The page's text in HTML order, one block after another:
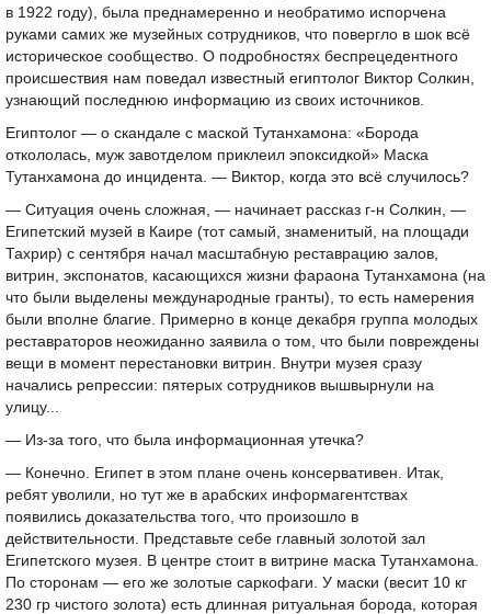
в 1922 году), была преднамеренно и необратимо испорчена
руками самих же музейных сотрудников, что повергло в шок всё
историческое сообщество. О подробностях беспрецедентного
происшествия нам поведал известный египтолог Виктор Солкин,
узнающий последнюю информацию из своих источников.
Египтолог — о скандале с маской Тутанхамона: «Борода
откололась, муж завотделом приклеил эпоксидкой» Маска
Тутанхамона до инцидента. — Виктор, когда это всё случилось?
— Ситуация очень сложная, — начинает рассказ г-н Солкин, —
Египетский музей в Каире (тот самый, знаменитый, на площади
Тахрир) с сентября начал масштабную реставрацию залов,
витрин, экспонатов, касающихся жизни фараона Тутанхамона (на
что были выделены международные гранты), то есть намерения
были вполне благие. Примерно в конце декабря группа молодых
реставраторов неожиданно заявила о том, что были повреждены
вещи в момент перестановки витрин. Внутри музея сразу
начались репрессии: пятерых сотрудников вышвырнули на
улицу...
— Из-за того, что была информационная утечка?
— Конечно. Египет в этом плане очень консервативен. Итак,
ребят уволили, но тут же в арабских информагентствах
появились доказательства того, что произошло в
действительности. Представьте себе главный золотой зал
Египетского музея. В центре стоит в витрине маска Тутанхамона.
По сторонам — его же золотые саркофаги. У маски (весит 10 кг
230 гр чистого золота) есть длинная ритуальная борода, которая